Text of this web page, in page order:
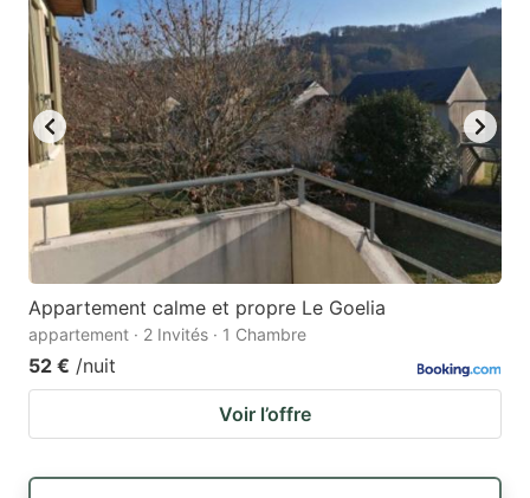
Appartement calme et propre Le Goelia
appartement · 2 Invités · 1 Chambre
52 € /nuit
Voir l’offre